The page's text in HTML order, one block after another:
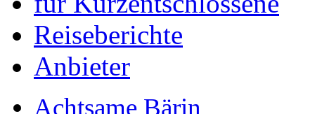
Reiseberichte
Anbieter
Achtsame Bärin